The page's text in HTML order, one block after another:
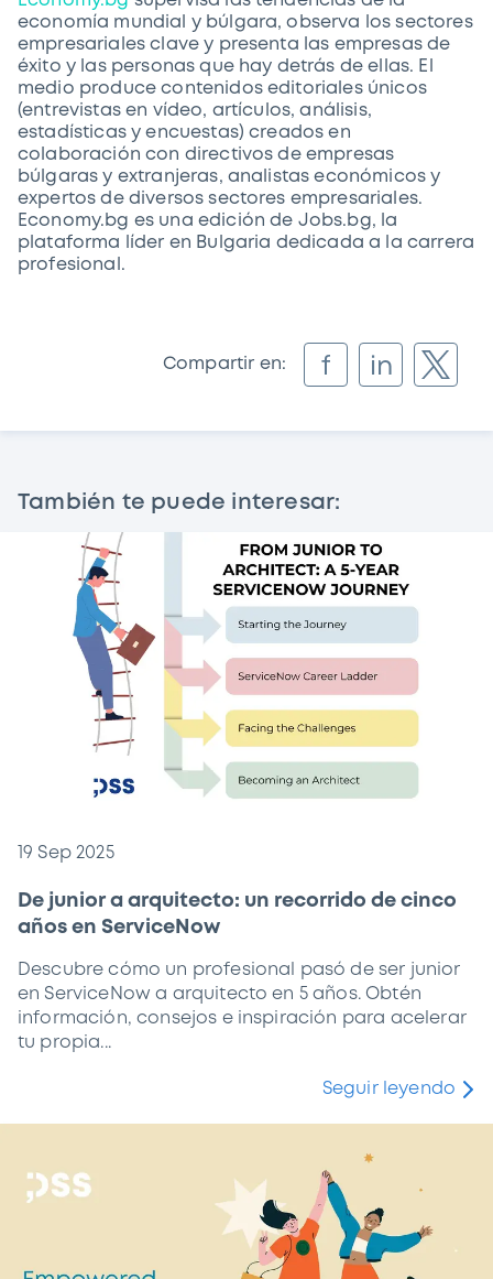
economía mundial y búlgara, observa los sectores
empresariales clave y presenta las empresas de
éxito y las personas que hay detrás de ellas. El
medio produce contenidos editoriales únicos
(entrevistas en vídeo, artículos, análisis,
estadísticas y encuestas) creados en
colaboración con directivos de empresas
búlgaras y extranjeras, analistas económicos y
expertos de diversos sectores empresariales.
Economy.bg es una edición de Jobs.bg, la
plataforma líder en Bulgaria dedicada a la carrera
profesional.
Compartir en: f in
También te puede interesar:
19 Sep 2025
De junior a arquitecto: un recorrido de cinco
años en ServiceNow
Descubre cómo un profesional pasó de ser junior
en ServiceNow a arquitecto en 5 años. Obtén
información, consejos e inspiración para acelerar
tu propia...
Seguir leyendo